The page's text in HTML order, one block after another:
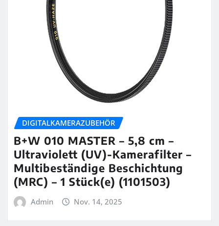
DIGITALKAMERAZUBEHÖR
B+W 010 MASTER – 5,8 cm –
Ultraviolett (UV)-Kamerafilter –
Multibeständige Beschichtung
(MRC) – 1 Stück(e) (1101503)
Admin Nov. 14, 2025